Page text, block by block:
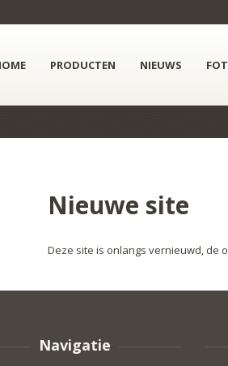
PRODUCTEN NIEUWS
Nieuwe site
Deze site is onlangs vernieuwd, de
Navigatie